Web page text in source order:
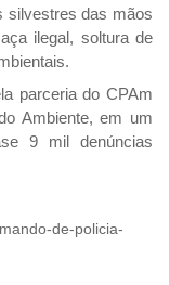
silvestres das mãos
ilegal, soltura de
parceria do CPAm
Ambiente, em um
9 mil denúncias
de-policia-